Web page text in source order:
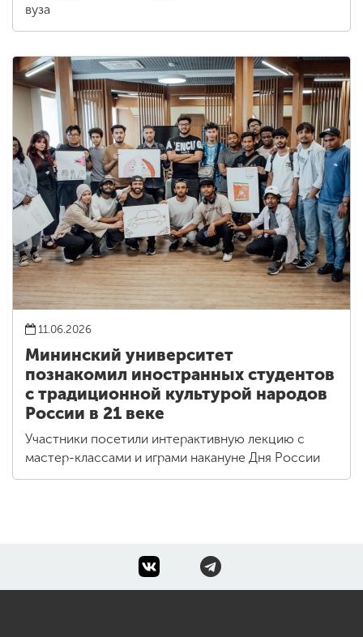
вуза
11.06.2026
Мининский университет
познакомил иностранных студентов
с традиционной культурой народов
России в 21 веке
Участники посетили интерактивную лекцию с
мастер-классами и играми накануне Дня России